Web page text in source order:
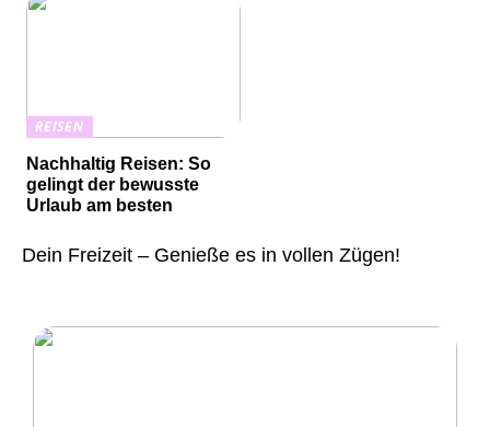
REISEN
Nachhaltig Reisen: So
gelingt der bewusste
Urlaub am besten
Dein Freizeit – Genieße es in vollen Zügen!